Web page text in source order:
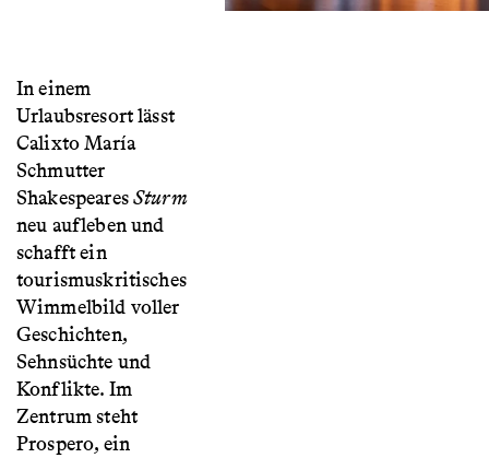
In einem
Urlaubsresort lässt
Calixto María
Schmutter
ShakespearesSturm
neu aufleben und
schafft ein
tourismuskritisches
Wimmelbild voller
Geschichten,
Sehnsüchte und
Konflikte. Im
Zentrum steht
Prospero, ein